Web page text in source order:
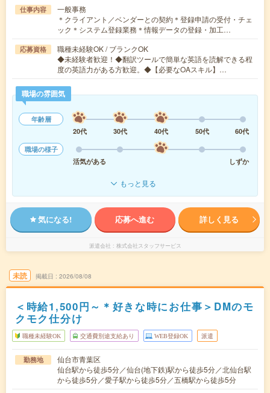
仕事内容
一般事務
＊クライアント／ベンダーとの契約＊登録申請の受付・チェ
ック＊システム登録業務＊情報データの登録・加工…
応募資格
職種未経験OK / ブランクOK
◆未経験者歓迎！◆翻訳ツールで簡単な英語を読解できる程
度の英語力がある方歓迎。◆【必要なOAスキル】…
職場の雰囲気
年齢層
20代
30代 40代 50代
60代
職場の様子
活気がある
しずか
もっと見る
気になる! 応募へ進む 詳しく見る
派遣会社 株式会社スタッフサービス
未読 掲載日 2026/08/08
＜時給1,500円～＊好きな時にお仕事＞DMのモ
クモク仕分け
職種未経験OK 交通費別途支給あり WEB登録OK 派遣
勤務地
仙台市青葉区
仙台駅から徒歩5分／仙台(地下鉄)駅から徒歩5分／北仙台駅
から徒歩5分／愛子駅から徒歩5分／五橋駅から徒歩5分